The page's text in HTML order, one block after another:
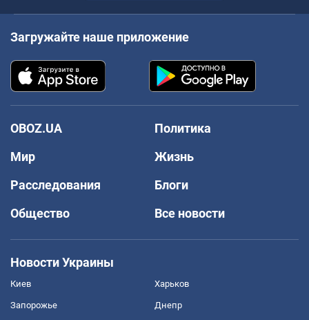
Загружайте наше приложение
OBOZ.UA
Политика
Мир
Жизнь
Расследования
Блоги
Общество
Все новости
Новости Украины
Киев Харьков
Запорожье Днепр